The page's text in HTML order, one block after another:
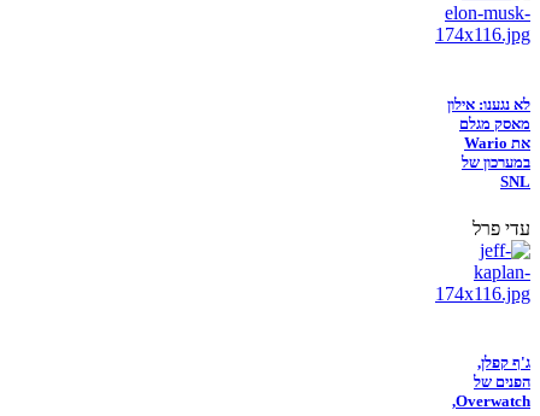
לא נגענו: אילון
מאסק מגלם
את Wario
במערכון של
SNL
עדי פרל
ג'ף קפלן,
הפנים של
Overwatch,